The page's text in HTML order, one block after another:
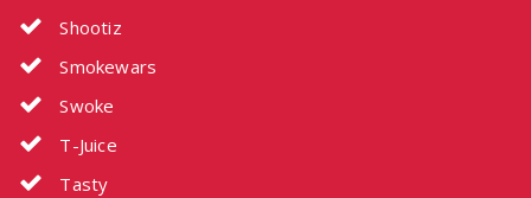
Shootiz
Smokewars
Swoke
T-Juice
Tasty